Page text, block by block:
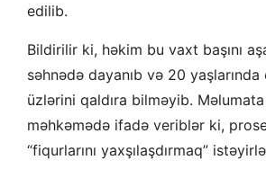
edilib.
Bildirilir ki, həkim bu vaxt başını
səhnədə dayanıb və 20
üzlərini qaldıra bilməyib.
məhkəmədə ifadə veriblər ki,
“fiqurlarını yaxşılaşdırmaq”